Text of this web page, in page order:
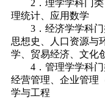
2．理学学科门类
理统计、应用数学
3．经济学学科门
思想史、人口资源与
学、贸易经济、文化
4．管理学学科门
经营管理、企业管理
学与工程